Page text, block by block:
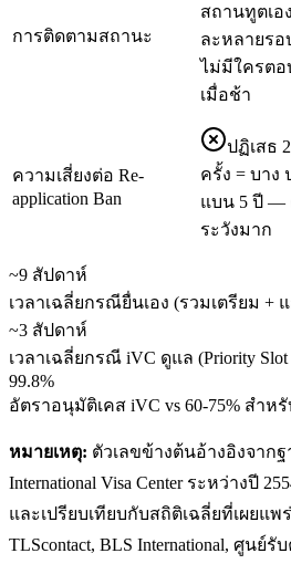
การติดตามสถานะ
สถานทูตเอ
ละหลายร
ไม่มีใครตอ
เมื่อช้า
ความเสี่ยงต่อ Re-
application Ban
ปฏิเสธ 2
ครั้ง = บาง
แบน 5 ปี —
ระวังมาก
~9 สัปดาห์
เวลาเฉลี่ยกรณียื่นเอง (รวมเตรียม +
~3 สัปดาห์
เวลาเฉลี่ยกรณี iVC ดูแล (Priority
99.8%
อัตราอนุมัติเคส iVC vs 60-75% สำห
หมายเหตุ: ตัวเลขข้างต้นอ้างอิงจาก
International Visa Center ระหว่างปี
และเปรียบเทียบกับสถิติเฉลี่ยที่เผยแพ
TLScontact, BLS International, ศูน